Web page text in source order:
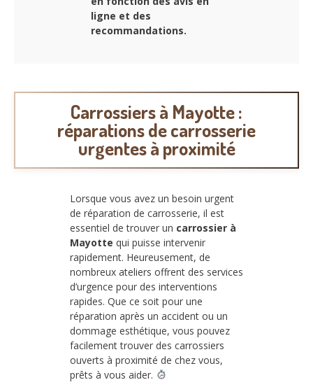
ligne et des
recommandations.
Carrossiers à Mayotte :
réparations de carrosserie
urgentes à proximité
Lorsque vous avez un besoin urgent
de réparation de carrosserie, il est
essentiel de trouver un carrossier à
Mayotte qui puisse intervenir
rapidement. Heureusement, de
nombreux ateliers offrent des services
d’urgence pour des interventions
rapides. Que ce soit pour une
réparation après un accident ou un
dommage esthétique, vous pouvez
facilement trouver des carrossiers
ouverts à proximité de chez vous,
prêts à vous aider.